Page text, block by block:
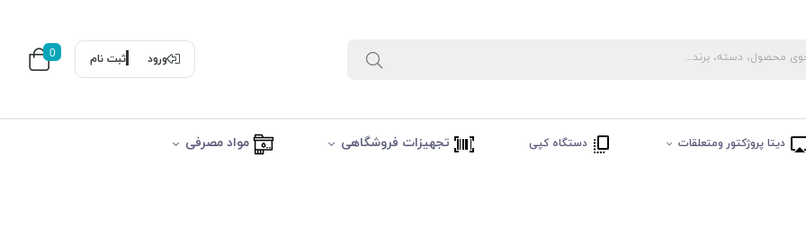
ورود ثبت نام 0
دیتا پروژکتور ومتعلقات دستگاه کپی تجهیزات فروشگاهی مواد مصرفی